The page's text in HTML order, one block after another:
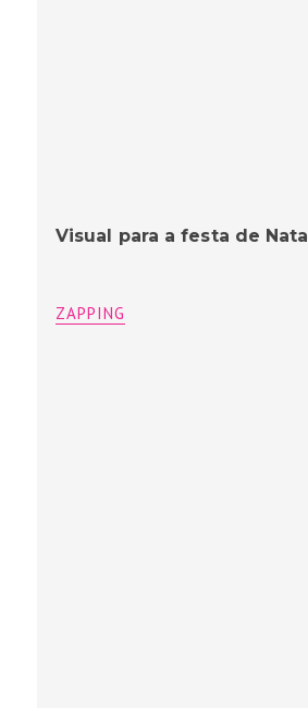
Visual para a festa de Natal
ZAPPING